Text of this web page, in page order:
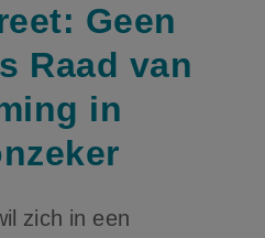
Geen
Raad van
in
zich in een